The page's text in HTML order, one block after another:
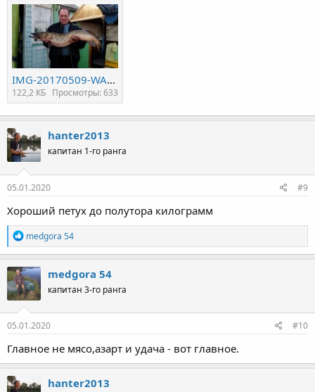
IMG-20170509-WA0008.jpg
122,2 КБ Просмотры: 633
hanter2013
капитан 1-го ранга
05.01.2020 #9
Хороший петух до полутора килограмм
Р
е
а
к
ц
и
и
:
medgora 54
medgora 54
капитан 3-го ранга
05.01.2020 #10
Главное не мясо,азарт и удача - вот главное.
hanter2013